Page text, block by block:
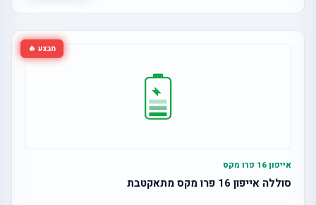
מבצע 🔥
אייפון 16 פרו מקס
סוללה אייפון 16 פרו מקס מתאקטבת